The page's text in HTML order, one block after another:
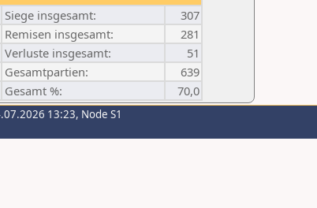
Siege insgesamt:
307
Remisen insgesamt:
281
Verluste insgesamt:
51
Gesamtpartien:
639
Gesamt %: 70,0
13:23, Node S1